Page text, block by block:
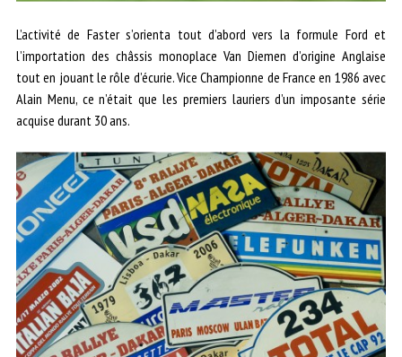
L’activité de Faster s’orienta tout d’abord vers la formule Ford et
l’importation des châssis monoplace Van Diemen d’origine Anglaise
tout en jouant le rôle d’écurie. Vice Championne de France en 1986 avec
Alain Menu, ce n’était que les premiers lauriers d’un imposante série
acquise durant 30 ans.